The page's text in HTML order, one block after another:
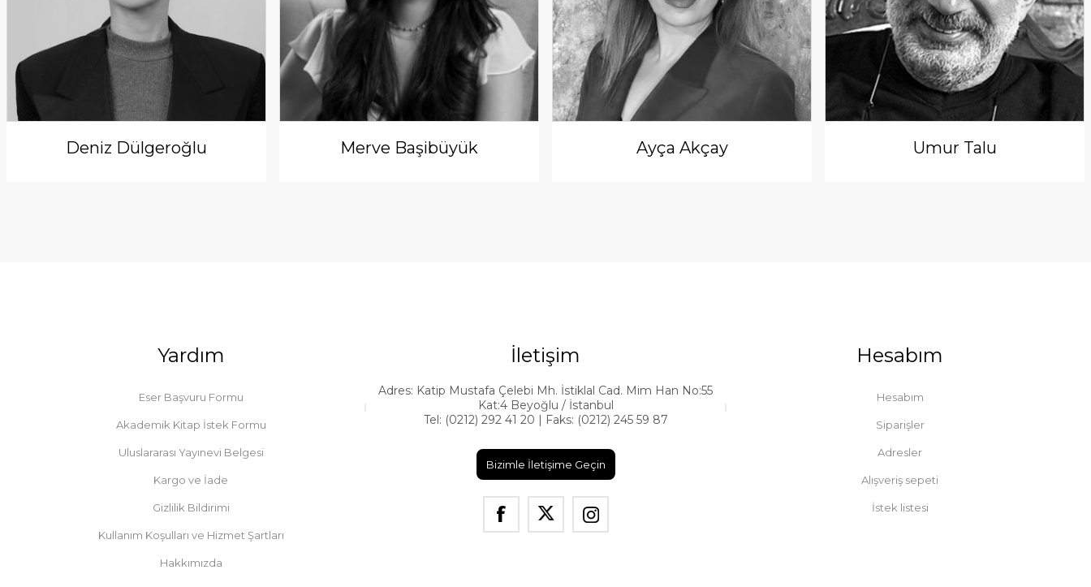
Deniz Dülgeroğlu Merve Başibüyük Ayça Akçay Umur Talu
Yardım
Eser Başvuru Formu
Akademik Kitap İstek Formu
Uluslararası Yayınevi Belgesi
Kargo ve İade
Gizlilik Bildirimi
Kullanım Koşulları ve Hizmet Şartları
Hakkımızda
İletişim
Adres: Katip Mustafa Çelebi Mh. İstiklal Cad. Mim Han No:55
Kat:4 Beyoğlu / İstanbul
Tel: (0212) 292 41 20 | Faks: (0212) 245 59 87
Bizimle İletişime Geçin
Hesabım
Hesabım
Siparişler
Adresler
Alışveriş sepeti
İstek listesi